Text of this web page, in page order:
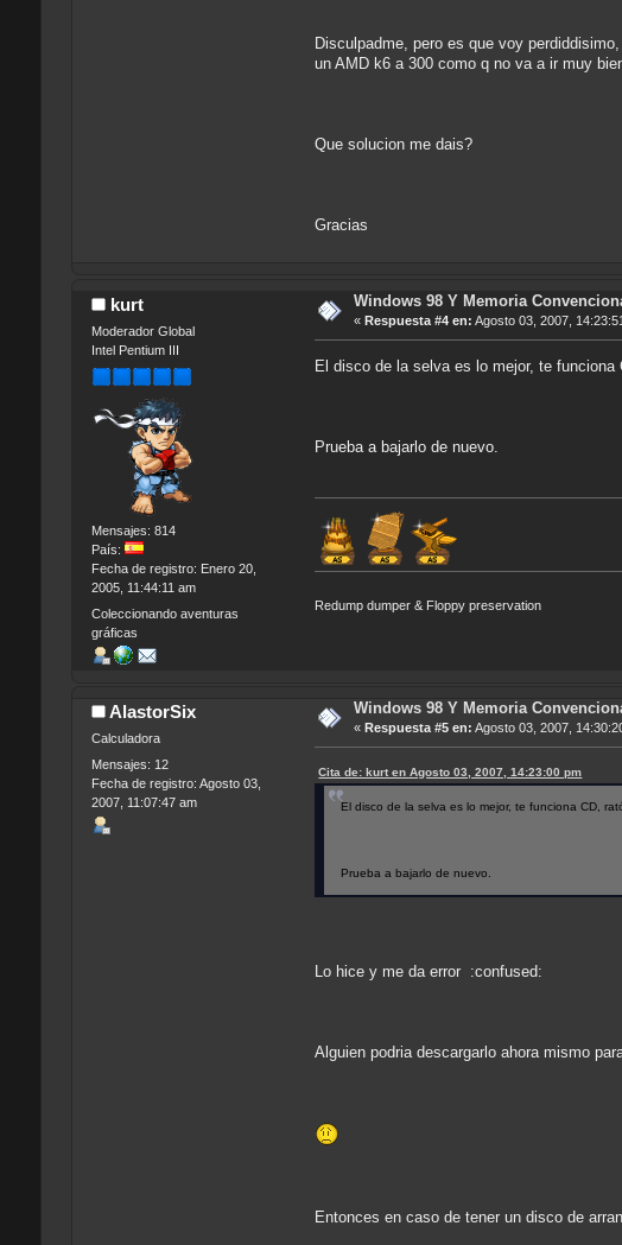
Disculpadme, pero es que voy
un AMD k6 a 300 como q no va a ir muy
Que solucion me dais?
Gracias
kurt
Moderador Global
Intel Pentium III
Mensajes: 814
País:
Fecha de registro: Enero 20,
2005, 11:44:11 am
Coleccionando aventuras
gráficas
Windows 98 Y Memoria
« Respuesta #4 en: Agosto 03, 2007,
El disco de la selva es lo mejor, te funciona
Prueba a bajarlo de nuevo.
Redump dumper & Floppy preservation
AlastorSix
Calculadora
Mensajes: 12
Fecha de registro: Agosto 03,
2007, 11:07:47 am
Windows 98 Y Memoria
« Respuesta #5 en: Agosto 03, 2007,
Cita de: kurt en Agosto 03, 2007, 14:23:00 pm
El disco de la selva es lo mejor, te funciona CD,
Prueba a bajarlo de nuevo.
Lo hice y me da error :confused:
Alguien podria descargarlo ahora mismo
Entonces en caso de tener un disco de